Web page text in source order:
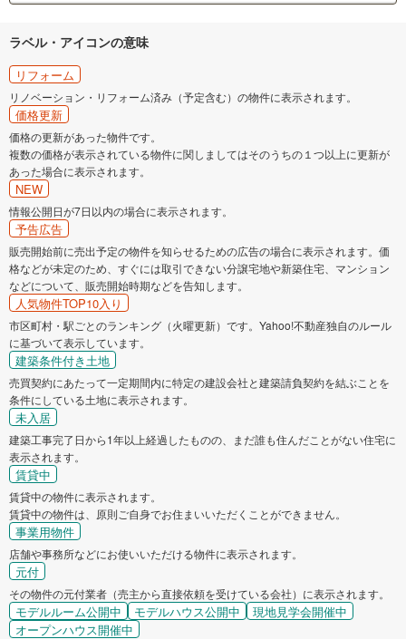
ラベル・アイコンの意味
リフォーム
リノベーション・リフォーム済み（予定含む）の物件に表示されます。
価格更新
価格の更新があった物件です。
複数の価格が表示されている物件に関しましてはそのうちの１つ以上に更新が
あった場合に表示されます。
NEW
情報公開日が7日以内の場合に表示されます。
予告広告
販売開始前に売出予定の物件を知らせるための広告の場合に表示されます。価
格などが未定のため、すぐには取引できない分譲宅地や新築住宅、マンション
などについて、販売開始時期などを告知します。
人気物件TOP10入り
市区町村・駅ごとのランキング（火曜更新）です。Yahoo!不動産独自のルール
に基づいて表示しています。
建築条件付き土地
売買契約にあたって一定期間内に特定の建設会社と建築請負契約を結ぶことを
条件にしている土地に表示されます。
未入居
建築工事完了日から1年以上経過したものの、まだ誰も住んだことがない住宅に
表示されます。
賃貸中
賃貸中の物件に表示されます。
賃貸中の物件は、原則ご自身でお住まいいただくことができません。
事業用物件
店舗や事務所などにお使いいただける物件に表示されます。
元付
その物件の元付業者（売主から直接依頼を受けている会社）に表示されます。
モデルルーム公開中 モデルハウス公開中
現地見学会開催中
オープンハウス開催中